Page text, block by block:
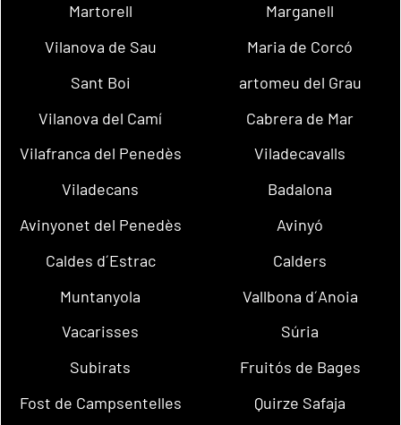
Martorell
Marganell
Vilanova de Sau
Maria de Corcó
Sant Boi
artomeu del Grau
Vilanova del Camí
Cabrera de Mar
Vilafranca del Penedès
Viladecavalls
Viladecans
Badalona
Avinyonet del Penedès
Avinyó
Caldes d´Estrac
Calders
Muntanyola
Vallbona d´Anoia
Vacarisses
Súria
Subirats
Fruitós de Bages
Fost de Campsentelles
Quirze Safaja